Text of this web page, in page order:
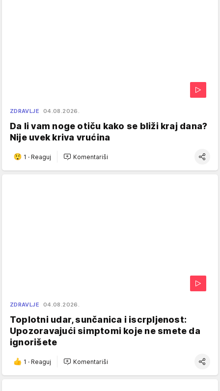
ZDRAVLJE 04.08.2026.
Da li vam noge otiču kako se bliži kraj dana?
Nije uvek kriva vrućina
1 · Reaguj Komentariši
ZDRAVLJE 04.08.2026.
Toplotni udar, sunčanica i iscrpljenost:
Upozoravajući simptomi koje ne smete da
ignorišete
1 · Reaguj Komentariši